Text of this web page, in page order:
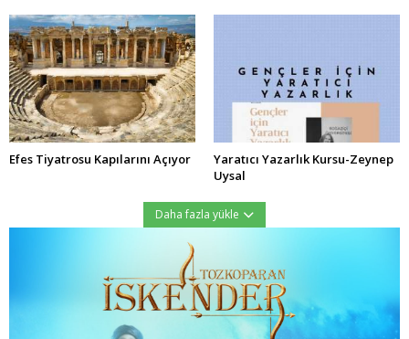
Efes Tiyatrosu Kapılarını Açıyor
Yaratıcı Yazarlık Kursu-Zeynep
Uysal
Daha fazla yükle